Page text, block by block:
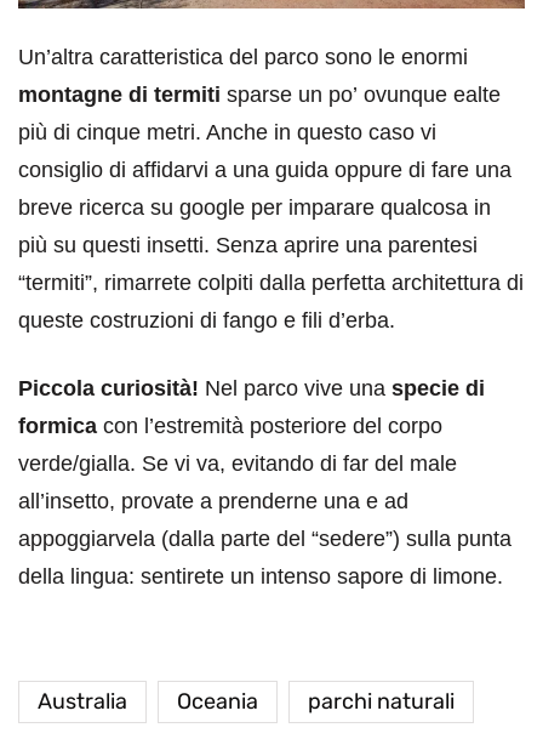
Un’altra caratteristica del parco sono le enormi
montagne di termiti sparse un po’ ovunque ealte
più di cinque metri. Anche in questo caso vi
consiglio di affidarvi a una guida oppure di fare una
breve ricerca su google per imparare qualcosa in
più su questi insetti. Senza aprire una parentesi
“termiti”, rimarrete colpiti dalla perfetta architettura di
queste costruzioni di fango e fili d’erba.
Piccola curiosità! Nel parco vive una specie di
formica con l’estremità posteriore del corpo
verde/gialla. Se vi va, evitando di far del male
all’insetto, provate a prenderne una e ad
appoggiarvela (dalla parte del “sedere”) sulla punta
della lingua: sentirete un intenso sapore di limone.
Australia Oceania parchi naturali